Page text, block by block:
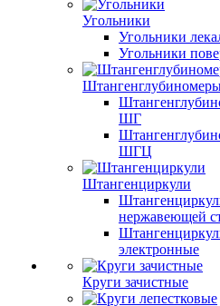
Угольники
Угольники
Угольники
ШГ
ШГЦ
Штангенциркули
нержавеющей
электронные
Круги зачистные